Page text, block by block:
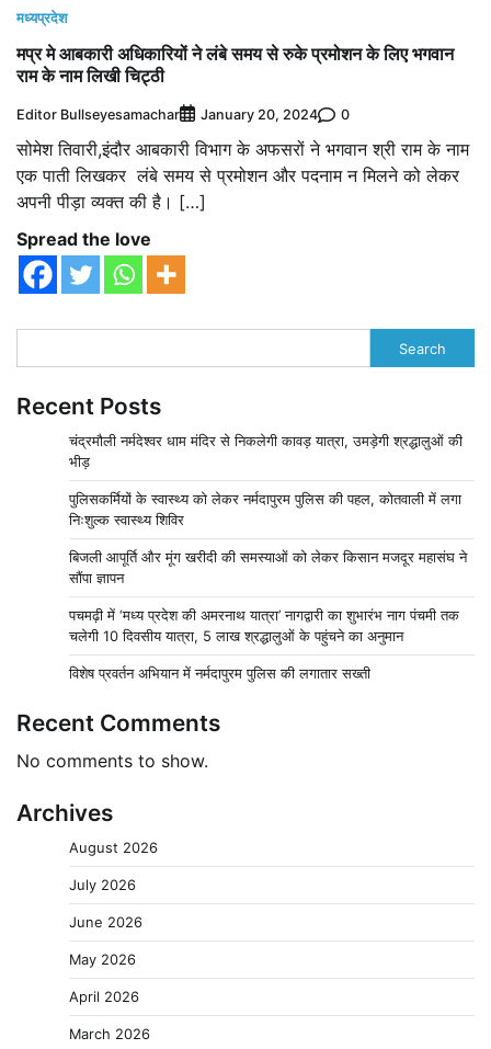
मध्यप्रदेश
मप्र मे आबकारी अधिकारियों ने लंबे समय से रुके प्रमोशन के लिए भगवान
राम के नाम लिखी चिट्ठी
Editor Bullseyesamachar January 20, 2024 0
सोमेश तिवारी,इंदौर आबकारी विभाग के अफसरों ने भगवान श्री राम के नाम
एक पाती लिखकर लंबे समय से प्रमोशन और पदनाम न मिलने को लेकर
अपनी पीड़ा व्यक्त की है। […]
Spread the love
Search
Recent Posts
चंद्रमौली नर्मदेश्वर धाम मंदिर से निकलेगी कावड़ यात्रा, उमड़ेगी श्रद्धालुओं की
भीड़
पुलिसकर्मियों के स्वास्थ्य को लेकर नर्मदापुरम पुलिस की पहल, कोतवाली में लगा
निःशुल्क स्वास्थ्य शिविर
बिजली आपूर्ति और मूंग खरीदी की समस्याओं को लेकर किसान मजदूर महासंघ ने
सौंपा ज्ञापन
पचमढ़ी में ‘मध्य प्रदेश की अमरनाथ यात्रा’ नागद्वारी का शुभारंभ नाग पंचमी तक
चलेगी 10 दिवसीय यात्रा, 5 लाख श्रद्धालुओं के पहुंचने का अनुमान
विशेष प्रवर्तन अभियान में नर्मदापुरम पुलिस की लगातार सख्ती
Recent Comments
No comments to show.
Archives
August 2026
July 2026
June 2026
May 2026
April 2026
March 2026